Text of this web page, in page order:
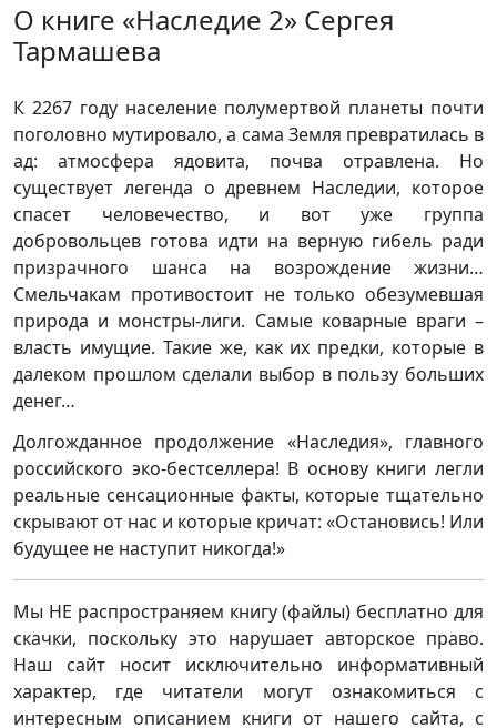
О книге «Наследие 2» Сергея
Тармашева
К 2267 году население полумертвой планеты почти
поголовно мутировало, а сама Земля превратилась в
ад: атмосфера ядовита, почва отравлена. Но
существует легенда о древнем Наследии, которое
спасет человечество, и вот уже группа
добровольцев готова идти на верную гибель ради
призрачного шанса на возрождение жизни…
Смельчакам противостоит не только обезумевшая
природа и монстры-лиги. Самые коварные враги –
власть имущие. Такие же, как их предки, которые в
далеком прошлом сделали выбор в пользу больших
денег…
Долгожданное продолжение «Наследия», главного
российского эко-бестселлера! В основу книги легли
реальные сенсационные факты, которые тщательно
скрывают от нас и которые кричат: «Остановись! Или
будущее не наступит никогда!»
Мы НЕ распространяем книгу (файлы) бесплатно для
скачки, поскольку это нарушает авторское право.
Наш сайт носит исключительно информативный
характер, где читатели могут ознакомиться с
интересным описанием книги от нашего сайта, с